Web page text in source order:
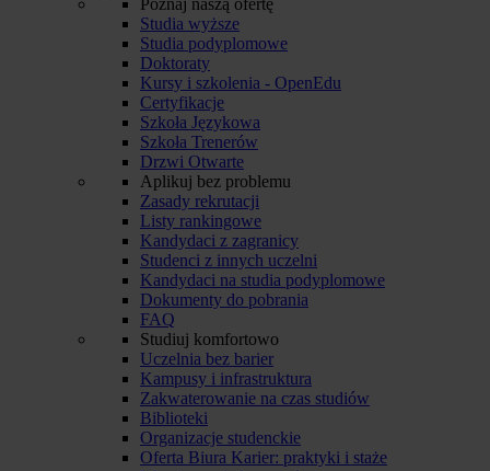
Poznaj naszą ofertę
Studia wyższe
Studia podyplomowe
Doktoraty
Kursy i szkolenia - OpenEdu
Certyfikacje
Szkoła Językowa
Szkoła Trenerów
Drzwi Otwarte
Aplikuj bez problemu
Zasady rekrutacji
Listy rankingowe
Kandydaci z zagranicy
Studenci z innych uczelni
Kandydaci na studia podyplomowe
Dokumenty do pobrania
FAQ
Studiuj komfortowo
Uczelnia bez barier
Kampusy i infrastruktura
Zakwaterowanie na czas studiów
Biblioteki
Organizacje studenckie
Oferta Biura Karier: praktyki i staże